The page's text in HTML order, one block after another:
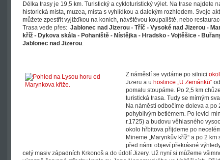
Délka trasy je 19,5 km. Turistický a cykloturistický výlet. Na trase najdete
historická místa, muzea, místa s vyhlídkou a dalekým rozhledem. Svoje
můžete zpestřit vyjížďkou na koních, návštěvou koupaliště, nebo
Trasa vede přes: Jablonec nad Jizerou - Tříč - Vysoké nad Jizerou -
kříž - Dykova skála - Pohaniště - Nístějka - Hradsko - Vojtěšice -
Jablonec nad Jizerou.
Z náměstí se vydáme po silnici
Jizeru a u hostince „U Zemánků“
pomalu stoupáme. Po 2,5 km
turistická trasa. Tudy se mírným
Na náměstí odbočíme doleva a
pohyblivým betlémem. Po levici
r.1725) a budovu věhlasného
okolo hřbitova přijdeme po
Mineme „Marynkův kříž“ a po 2 km
před námi objeví překrásné
celý masiv západních Krkonoš a do údolí Jizery. Už nyní si můžeme